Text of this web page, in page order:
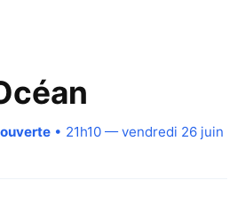
• 21h10 — vendredi 26 juin